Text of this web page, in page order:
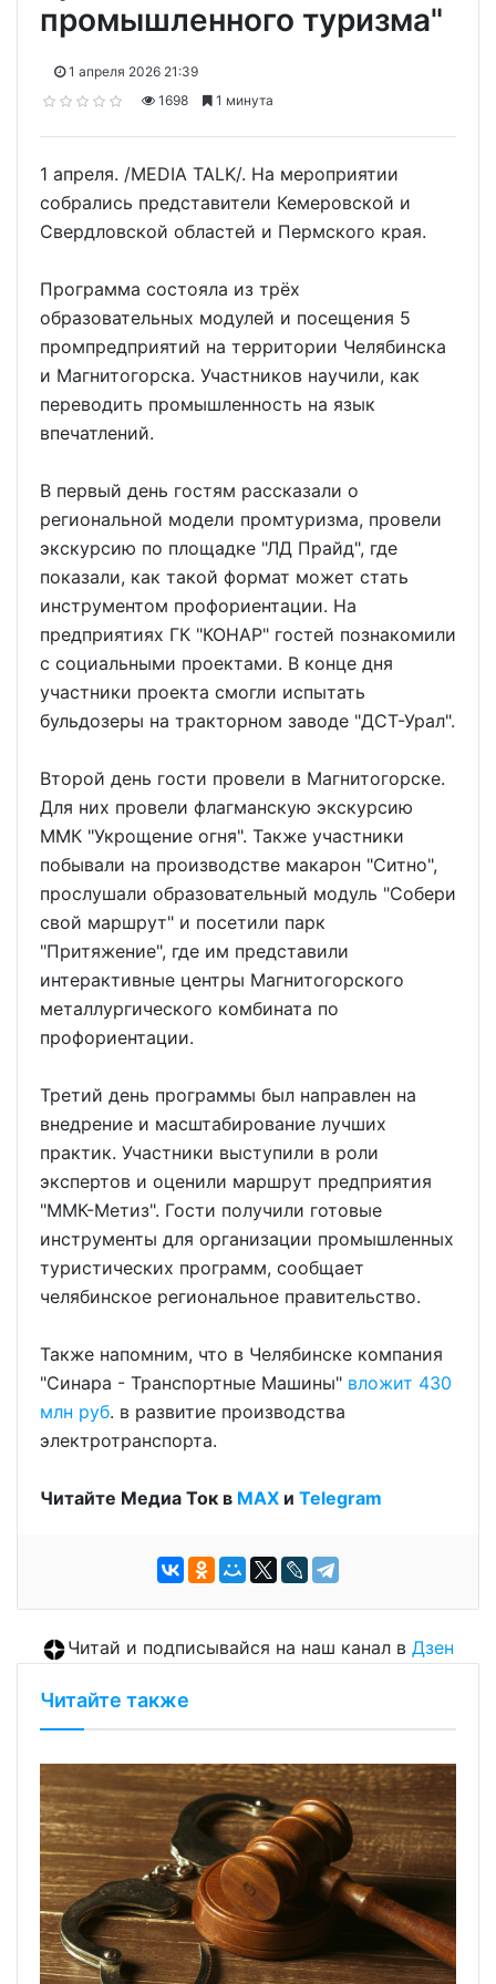
промышленного туризма"
1 апреля 2026 21:39
1698
1 минута
1 апреля. /MEDIA TALK/. На мероприятии
собрались представители Кемеровской и
Свердловской областей и Пермского края.
Программа состояла из трёх
образовательных модулей и посещения 5
промпредприятий на территории Челябинска
и Магнитогорска. Участников научили, как
переводить промышленность на язык
впечатлений.
В первый день гостям рассказали о
региональной модели промтуризма, провели
экскурсию по площадке "ЛД Прайд", где
показали, как такой формат может стать
инструментом профориентации. На
предприятиях ГК "КОНАР" гостей познакомили
с социальными проектами. В конце дня
участники проекта смогли испытать
бульдозеры на тракторном заводе "ДСТ-Урал".
Второй день гости провели в Магнитогорске.
Для них провели флагманскую экскурсию
ММК "Укрощение огня". Также участники
побывали на производстве макарон "Ситно",
прослушали образовательный модуль "Собери
свой маршрут" и посетили парк
"Притяжение", где им представили
интерактивные центры Магнитогорского
металлургического комбината по
профориентации.
Третий день программы был направлен на
внедрение и масштабирование лучших
практик. Участники выступили в роли
экспертов и оценили маршрут предприятия
"ММК-Метиз". Гости получили готовые
инструменты для организации промышленных
туристических программ, сообщает
челябинское региональное правительство.
Также напомним, что в Челябинске компания
"Синара - Транспортные Машины" вложит 430
млн руб. в развитие производства
электротранспорта.
Читайте Медиа Ток в МАХ и Telegram
Читай и подписывайся на наш канал в Дзен
Читайте также